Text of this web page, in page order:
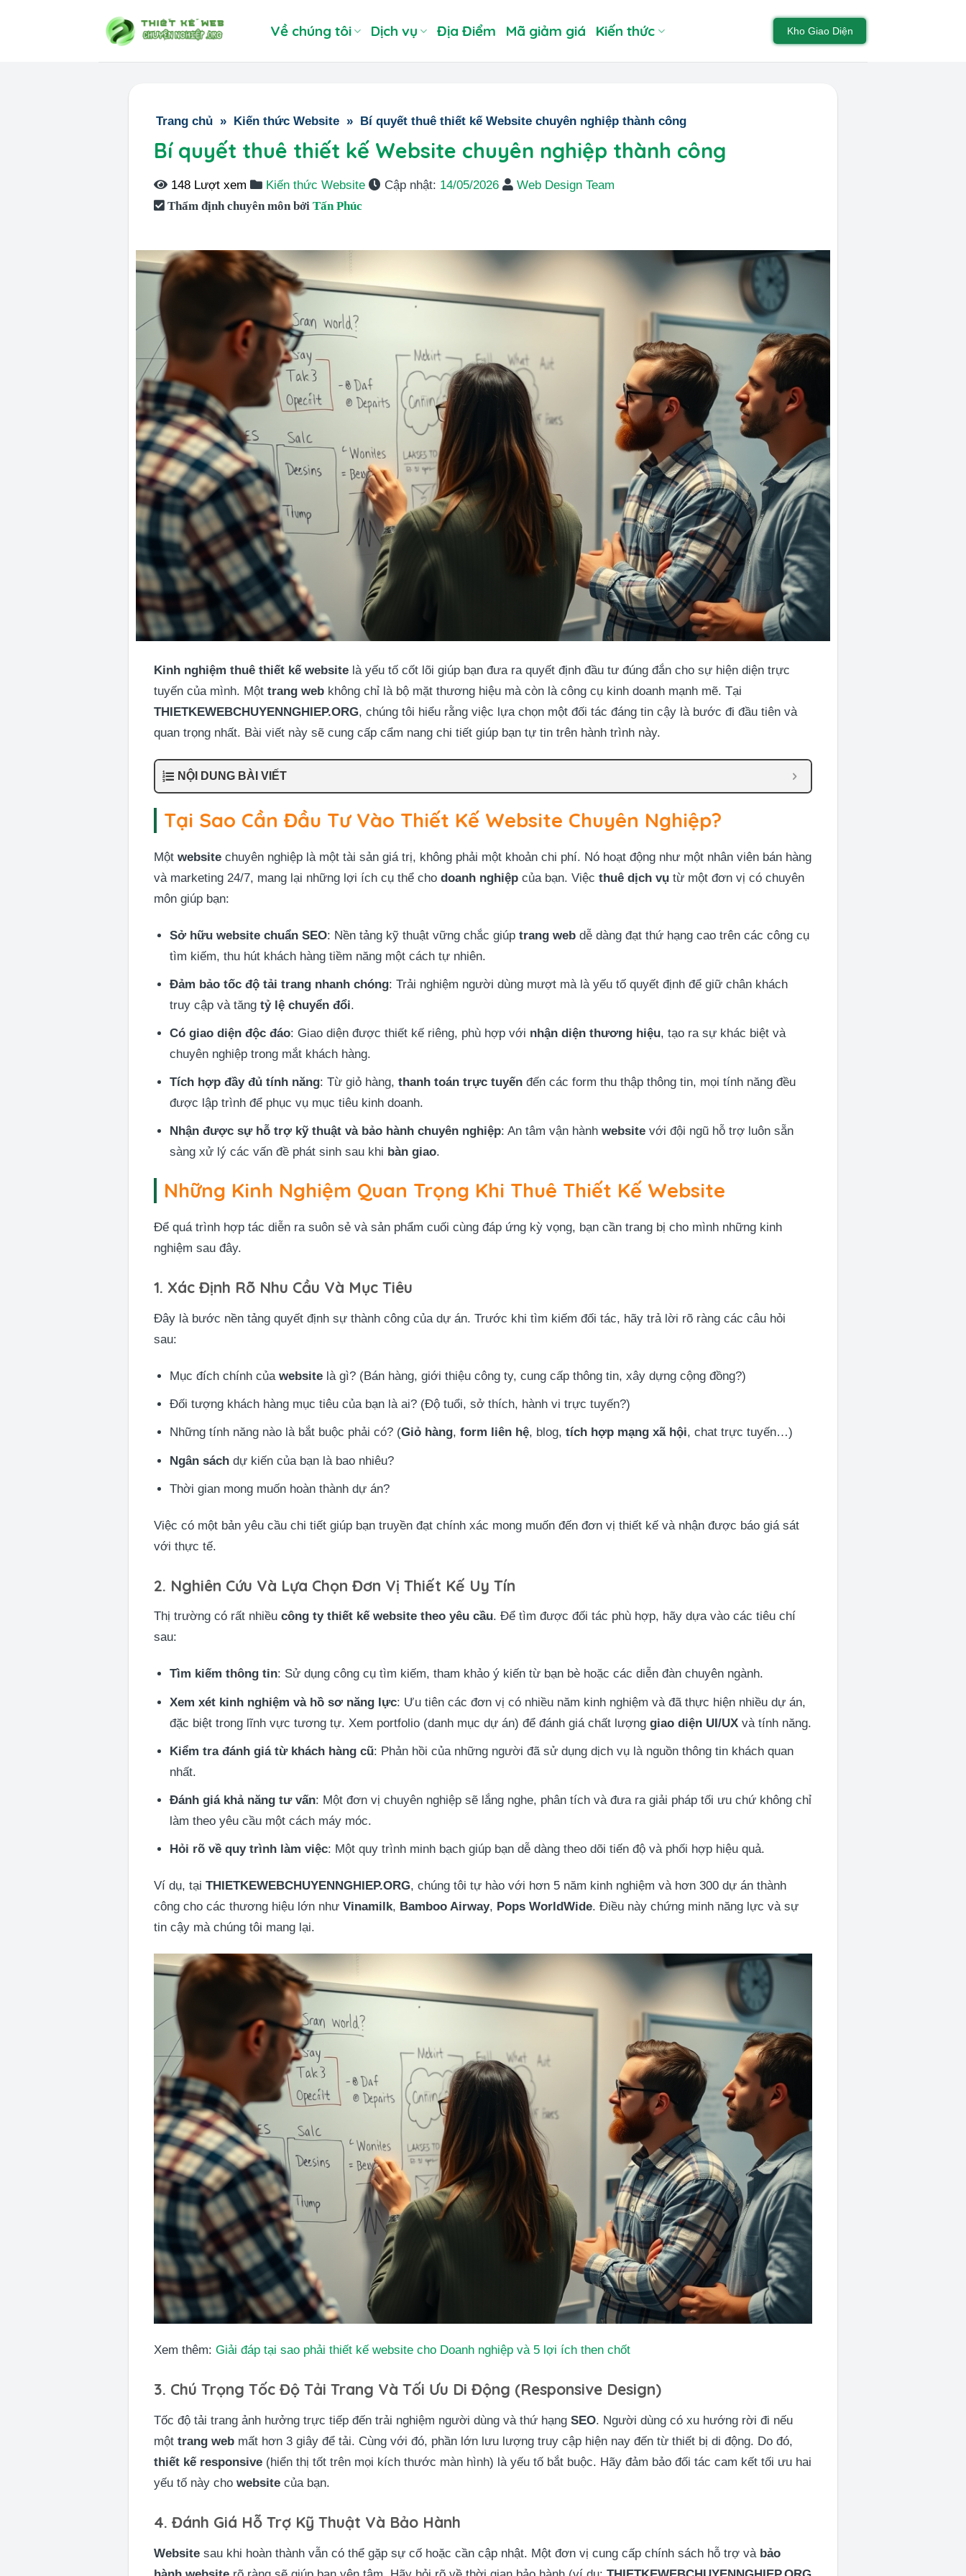
Về chúng tôi Dịch vụ Địa Điểm Mã giảm giá Kiến thức Kho Giao Diện
Trang chủ » Kiến thức Website » Bí quyết thuê thiết kế Website chuyên nghiệp thành công
Bí quyết thuê thiết kế Website chuyên nghiệp thành công
148 Lượt xem Kiến thức Website Cập nhật: 14/05/2026 Web Design Team
Thẩm định chuyên môn bởiTấn Phúc
Kinh nghiệm thuê thiết kế website là yếu tố cốt lõi giúp bạn đưa ra quyết định đầu tư đúng đắn cho sự hiện diện trực
tuyến của mình. Mộttrang web không chỉ là bộ mặt thương hiệu mà còn là công cụ kinh doanh mạnh mẽ. Tại
THIETKEWEBCHUYENNGHIEP.ORG, chúng tôi hiểu rằng việc lựa chọn một đối tác đáng tin cậy là bước đi đầu tiên và
quan trọng nhất. Bài viết này sẽ cung cấp cẩm nang chi tiết giúp bạn tự tin trên hành trình này.
NỘI DUNG BÀI VIẾT
Tại Sao Cần Đầu Tư Vào Thiết Kế Website Chuyên Nghiệp?
Mộtwebsite chuyên nghiệp là một tài sản giá trị, không phải một khoản chi phí. Nó hoạt động như một nhân viên bán hàng
và marketing 24/7, mang lại những lợi ích cụ thể chodoanh nghiệp của bạn. Việcthuê dịch vụ từ một đơn vị có chuyên
môn giúp bạn:
Sở hữu website chuẩn SEO: Nền tảng kỹ thuật vững chắc giúptrang web dễ dàng đạt thứ hạng cao trên các công cụ
tìm kiếm, thu hút khách hàng tiềm năng một cách tự nhiên.
Đảm bảo tốc độ tải trang nhanh chóng: Trải nghiệm người dùng mượt mà là yếu tố quyết định để giữ chân khách
truy cập và tăngtỷ lệ chuyển đổi.
Có giao diện độc đáo: Giao diện được thiết kế riêng, phù hợp với nhận diện thương hiệu, tạo ra sự khác biệt và
chuyên nghiệp trong mắt khách hàng.
Tích hợp đầy đủ tính năng: Từ giỏ hàng,thanh toán trực tuyến đến các form thu thập thông tin, mọi tính năng đều
được lập trình để phục vụ mục tiêu kinh doanh.
Nhận được sự hỗ trợ kỹ thuật và bảo hành chuyên nghiệp: An tâm vận hànhwebsite với đội ngũ hỗ trợ luôn sẵn
sàng xử lý các vấn đề phát sinh sau khi bàn giao.
Những Kinh Nghiệm Quan Trọng Khi Thuê Thiết Kế Website
Để quá trình hợp tác diễn ra suôn sẻ và sản phẩm cuối cùng đáp ứng kỳ vọng, bạn cần trang bị cho mình những kinh
nghiệm sau đây.
1. Xác Định Rõ Nhu Cầu Và Mục Tiêu
Đây là bước nền tảng quyết định sự thành công của dự án. Trước khi tìm kiếm đối tác, hãy trả lời rõ ràng các câu hỏi
sau:
Mục đích chính củawebsite là gì? (Bán hàng, giới thiệu công ty, cung cấp thông tin, xây dựng cộng đồng?)
Đối tượng khách hàng mục tiêu của bạn là ai? (Độ tuổi, sở thích, hành vi trực tuyến?)
Những tính năng nào là bắt buộc phải có? (Giỏ hàng,form liên hệ, blog,tích hợp mạng xã hội, chat trực tuyến…)
Ngân sách dự kiến của bạn là bao nhiêu?
Thời gian mong muốn hoàn thành dự án?
Việc có một bản yêu cầu chi tiết giúp bạn truyền đạt chính xác mong muốn đến đơn vị thiết kế và nhận được báo giá sát
với thực tế.
2. Nghiên Cứu Và Lựa Chọn Đơn Vị Thiết Kế Uy Tín
Thị trường có rất nhiềucông ty thiết kế website theo yêu cầu. Để tìm được đối tác phù hợp, hãy dựa vào các tiêu chí
sau:
Tìm kiếm thông tin: Sử dụng công cụ tìm kiếm, tham khảo ý kiến từ bạn bè hoặc các diễn đàn chuyên ngành.
Xem xét kinh nghiệm và hồ sơ năng lực: Ưu tiên các đơn vị có nhiều năm kinh nghiệm và đã thực hiện nhiều dự án,
đặc biệt trong lĩnh vực tương tự. Xem portfolio (danh mục dự án) để đánh giá chất lượnggiao diện UI/UX và tính năng.
Kiểm tra đánh giá từ khách hàng cũ: Phản hồi của những người đã sử dụng dịch vụ là nguồn thông tin khách quan
nhất.
Đánh giá khả năng tư vấn: Một đơn vị chuyên nghiệp sẽ lắng nghe, phân tích và đưa ra giải pháp tối ưu chứ không chỉ
làm theo yêu cầu một cách máy móc.
Hỏi rõ về quy trình làm việc: Một quy trình minh bạch giúp bạn dễ dàng theo dõi tiến độ và phối hợp hiệu quả.
Ví dụ, tạiTHIETKEWEBCHUYENNGHIEP.ORG, chúng tôi tự hào với hơn 5 năm kinh nghiệm và hơn 300 dự án thành
công cho các thương hiệu lớn nhưVinamilk, Bamboo Airway, Pops WorldWide. Điều này chứng minh năng lực và sự
tin cậy mà chúng tôi mang lại.
Xem thêm:Giải đáp tại sao phải thiết kế website cho Doanh nghiệp và 5 lợi ích then chốt
3. Chú Trọng Tốc Độ Tải Trang Và Tối Ưu Di Động (Responsive Design)
Tốc độ tải trang ảnh hưởng trực tiếp đến trải nghiệm người dùng và thứ hạngSEO. Người dùng có xu hướng rời đi nếu
mộttrang web mất hơn 3 giây để tải. Cùng với đó, phần lớn lưu lượng truy cập hiện nay đến từ thiết bị di động. Do đó,
thiết kế responsive (hiển thị tốt trên mọi kích thước màn hình) là yếu tố bắt buộc. Hãy đảm bảo đối tác cam kết tối ưu hai
yếu tố này chowebsite của bạn.
4. Đánh Giá Hỗ Trợ Kỹ Thuật Và Bảo Hành
Website sau khi hoàn thành vẫn có thể gặp sự cố hoặc cần cập nhật. Một đơn vị cung cấp chính sách hỗ trợ và bảo